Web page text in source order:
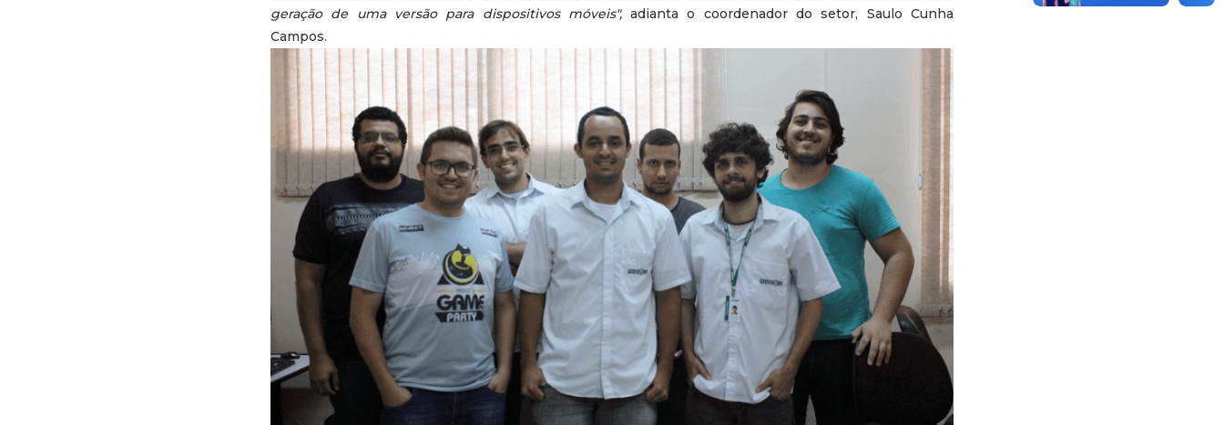
geração de uma versão para dispositivos móveis",adianta o coordenador do setor, Saulo Cunha
Campos.